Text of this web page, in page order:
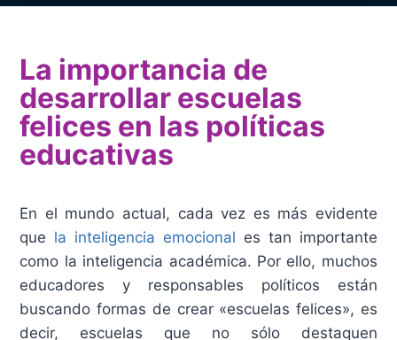
La importancia de
desarrollar escuelas
felices en las políticas
educativas
En el mundo actual, cada vez es más evidente
que la inteligencia emocional es tan importante
como la inteligencia académica. Por ello, muchos
educadores y responsables políticos están
buscando formas de crear «escuelas felices», es
decir, escuelas que no sólo destaquen